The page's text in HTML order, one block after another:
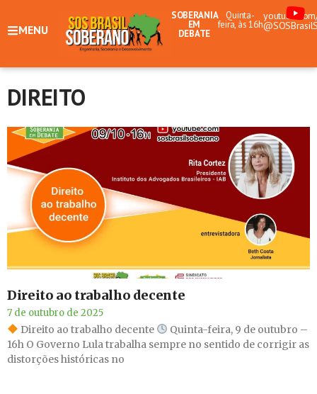
MENU
SOBERANIA
EM
DEBATE
Quinta-
feira, às 16h
DIREITO
Direito ao trabalho decente
7 de outubro de 2025
Direito ao trabalho decente ​
​ Quinta-feira, 9 de outubro –
16h O Governo Lula trabalha sempre no sentido de corrigir as
distorções históricas no